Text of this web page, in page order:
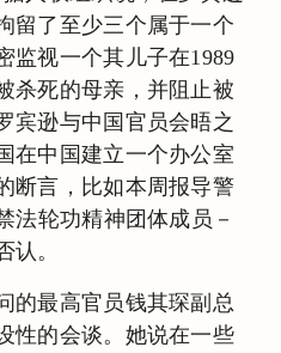
留了至少三个属于一个
监视一个其儿子在1989
杀死的母亲，并阻止被
宾逊与中国官员会晤之
在中国建立一个办公室
断言，比如本周报导警
法轮功精神团体成员－
认。
的最高官员钱其琛副总
性的会谈。她说在一些